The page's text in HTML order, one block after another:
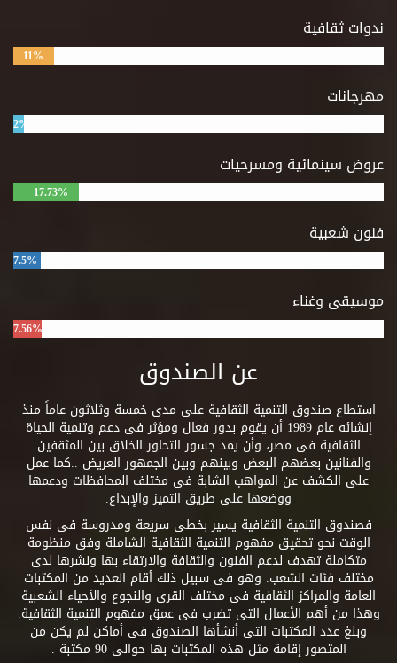
ندوات ثقافية
11%
مهرجانات
2%
عروض سينمائية ومسرحيات
17.73%
فنون شعبية
7.5%
موسيقى وغناء
7.56%
عن الصندوق
استطاع صندوق التنمية الثقافية على مدى خمسة وثلاثون عاماً منذ
إنشائه عام 1989 أن يقوم بدور فعال ومؤثر فى دعم وتنمية الحياة
الثقافية فى مصر، وأن يمد جسور التحاور الخلاق بين المثقفين
والفنانين بعضهم البعض وبينهم وبين الجمهور العريض ..كما عمل
على الكشف عن المواهب الشابة فى مختلف المحافظات ودعمها
ووضعها على طريق التميز والإبداع.
فصندوق التنمية الثقافية يسير بخطى سريعة ومدروسة فى نفس
الوقت نحو تحقيق مفهوم التنمية الثقافية الشاملة وفق منظومة
متكاملة تهدف لدعم الفنون والثقافة والارتقاء بها ونشرها لدى
مختلف فئات الشعب. وهو فى سبيل ذلك أقام العديد من المكتبات
العامة والمراكز الثقافية فى مختلف القرى والنجوع والأحياء الشعبية
وهذا من أهم الأعمال التى تضرب فى عمق مفهوم التنمية الثقافية.
وبلغ عدد المكتبات التى أنشأها الصندوق فى أماكن لم يكن من
المتصور إقامة مثل هذه المكتبات بها حوالى 90 مكتبة .